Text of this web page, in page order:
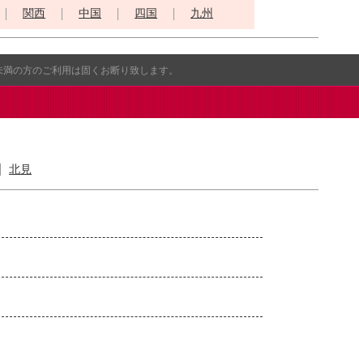
関西 中国 四国 九州
の方のご利用は固くお断り致します。
北見